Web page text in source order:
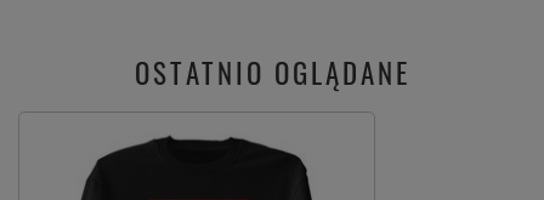
OSTATNIO OGLĄDANE